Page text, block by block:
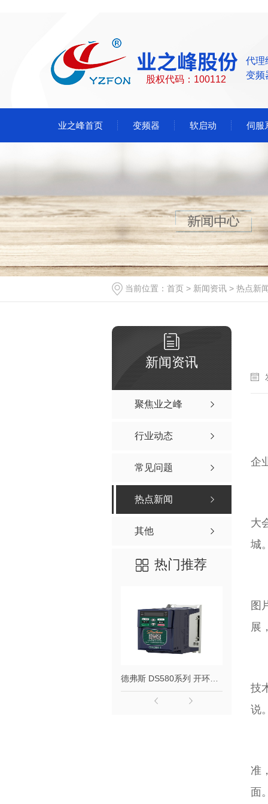
股权代码：100112
代理
变频
业之峰首页 变频器 软启动 伺服
当前位置： 首页 > 新闻资讯 > 热点新
新闻资讯
聚焦业之峰
行业动态
常见问题
热点新闻
其他
热门推荐
德弗斯 DS580系列 开环矢量变频器
企
大
城
图
展
技
说
准
面